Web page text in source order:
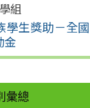
組
學生獎助－全國
金
彙總